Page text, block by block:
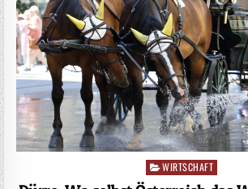
Posted
in
WIRTSCHAFT